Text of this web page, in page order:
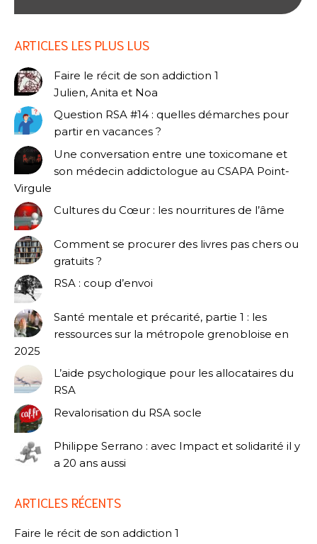
ARTICLES LES PLUS LUS
Faire le récit de son addiction 1
Julien, Anita et Noa
Question RSA #14 : quelles démarches pour
partir en vacances ?
Une conversation entre une toxicomane et
son médecin addictologue au CSAPA Point-
Virgule
Cultures du Cœur : les nourritures de l’âme
Comment se procurer des livres pas chers ou
gratuits ?
RSA : coup d’envoi
Santé mentale et précarité, partie 1 : les
ressources sur la métropole grenobloise en
2025
L’aide psychologique pour les allocataires du
RSA
Revalorisation du RSA socle
Philippe Serrano : avec Impact et solidarité il y
a 20 ans aussi
ARTICLES RÉCENTS
Faire le récit de son addiction 1